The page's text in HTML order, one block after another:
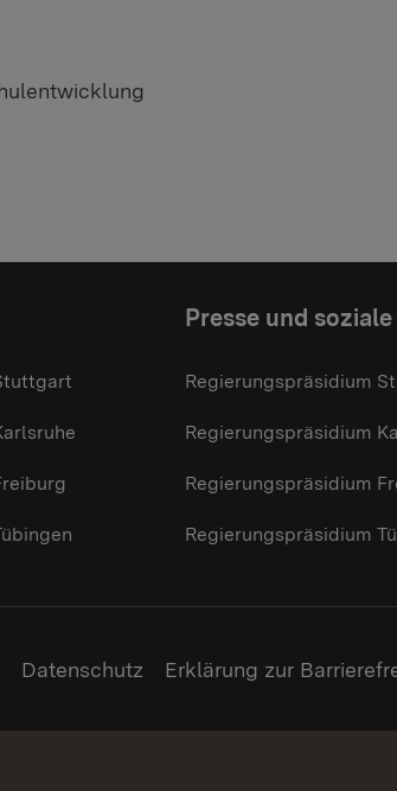
Presse und
Regierungspräsidium
Regierungspräsidium
Regierungspräsidium
Regierungspräsidium
Datenschutz Erklärung zur